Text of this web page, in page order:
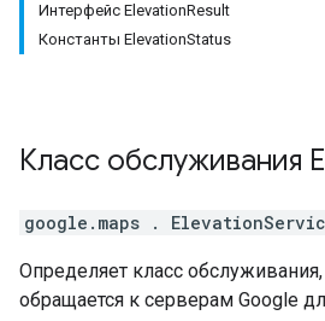
Интерфейс ElevationResult
Константы ElevationStatus
Класс обслуживания
google.maps .
Определяет класс
обращается к серверам Google